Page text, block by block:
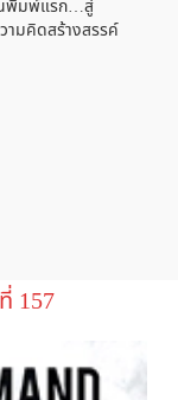
นพิมพ์แรก…สู่
ามคิดสร้างสรรค์
157